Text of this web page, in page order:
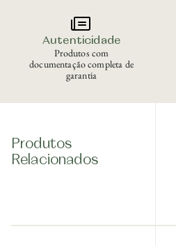
Autenticidade
Produtos com
documentação completa de
garantia
Produtos
Relacionados